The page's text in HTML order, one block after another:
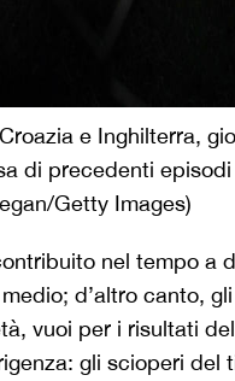
e Inghilterra,
di precedenti
Getty Images)
nel tempo a
d’altro canto,
vuoi per i risultati
gli scioperi del